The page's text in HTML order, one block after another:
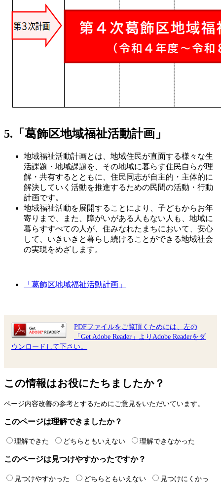
5.「葛飾区地域福祉活動計画」
地域福祉活動計画とは、地域住民が直面する様々な生
活課題・地域課題を、その地域に暮らす住民自らが理
解・共有するとともに、住民同志が自主的・主体的に
解決していく活動を推進するための民間の活動・行動
計画です。
地域福祉活動を展開することにより、子どもからお年
寄りまで、また、障がいがある人もない人も、地域に
暮らすすべての人が、住みなれたまちにおいて、安心
して、いきいきと暮らし続けることができる地域社会
の実現をめざします。
「葛飾区地域福祉活動計画」
PDFファイルをご覧頂くためには、左の
「Get Adobe Reader」よりAdobe Readerをダ
ウンロードして下さい。
この情報はお役にたちましたか？
ページ内容改善の参考とするためにご意見をいただいています。
このページは理解できましたか？
理解できた どちらともいえない 理解できなかった
このページは見つけやすかったですか？
見つけやすかった どちらともいえない
見つけにくかっ